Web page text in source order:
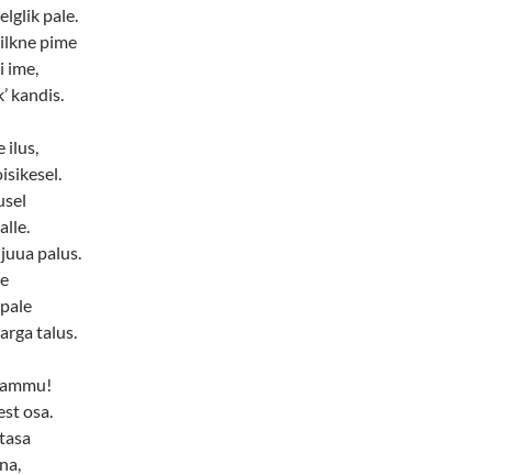
pale.
pime
ime,
kandis.
ilus,
palus.
talus.
osa.